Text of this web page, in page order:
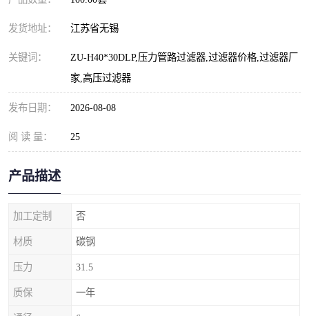
发货地址： 江苏省无锡
关键词：
ZU-H40*30DLP,压力管路过滤器,过滤器价格,过滤器厂
家,高压过滤器
发布日期： 2026-08-08
阅 读 量： 25
产品描述
加工定制 否
材质 碳钢
压力 31.5
质保 一年